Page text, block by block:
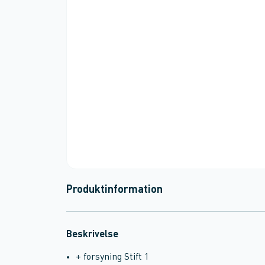
Produktinformation
Beskrivelse
+ forsyning Stift 1